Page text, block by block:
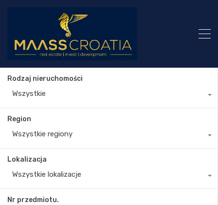
Rodzaj nieruchomości
Wszystkie
Region
Wszystkie regiony
Lokalizacja
Wszystkie lokalizacje
Nr przedmiotu.